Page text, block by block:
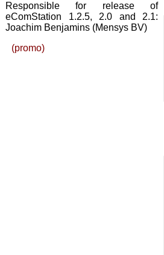
Responsible for release of
eComStation 1.2.5, 2.0 and 2.1:
Joachim Benjamins (Mensys BV)
(promo)